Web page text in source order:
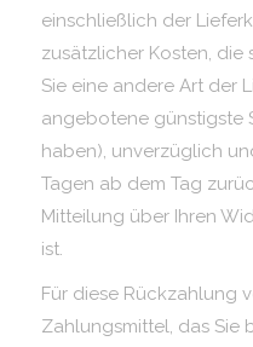
einschließlich der
zusätzlicher Kosten, die
Sie eine andere Art der
angebotene günstigste
haben), unverzüglich
Tagen ab dem Tag
Mitteilung über Ihren
ist.
Für diese Rückzahlung
Zahlungsmittel, das Sie